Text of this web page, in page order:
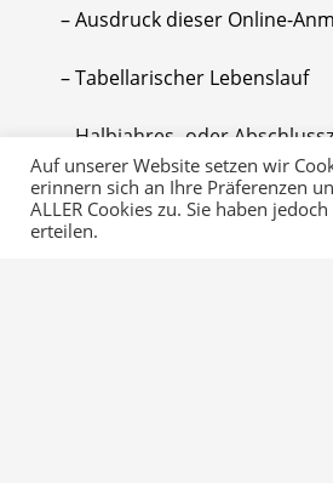
– Ausdruck dieser Online-
– Tabellarischer Lebenslauf
– Halbjahres- oder
Für den fachpraktischen
Arbeitskleidung und
Auf unserer Website setzen wir
erinnern sich an Ihre Präferenzen
ALLER Cookies zu. Sie haben
erteilen.